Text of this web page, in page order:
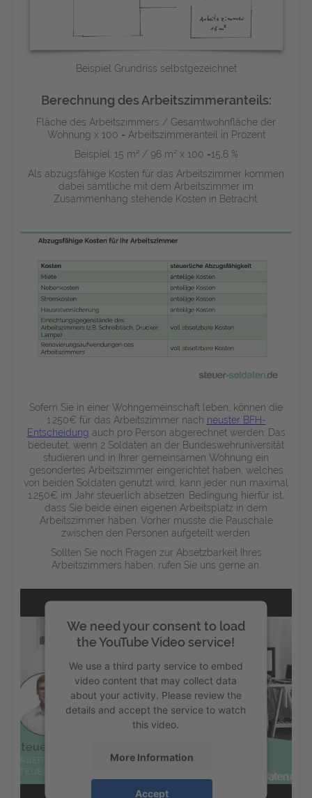
Beispiel Grundriss selbstgezeichnet
Berechnung des Arbeitszimmeranteils:
Fläche des Arbeitszimmers / Gesamtwohnfläche der
Wohnung x 100 = Arbeitszimmeranteil in Prozent
Beispiel: 15 m² / 96 m² x 100 =15,6 %
Als abzugsfähige Kosten für das Arbeitszimmer kommen
dabei sämtliche mit dem Arbeitszimmer im
Zusammenhang stehende Kosten in Betracht.
Sofern Sie in einer Wohngemeinschaft leben, können die
1.250€ für das Arbeitszimmer nach neuster BFH-
Entscheidung auch pro Person abgerechnet werden. Das
bedeutet, wenn 2 Soldaten an der Bundeswehruniversität
studieren und in Ihrer gemeinsamen Wohnung ein
gesondertes Arbeitszimmer eingerichtet haben, welches
von beiden Soldaten genutzt wird, kann jeder nun maximal
1.250€ im Jahr steuerlich absetzen. Bedingung hierfür ist,
dass Sie beide einen eigenen Arbeitsplatz in dem
Arbeitszimmer haben. Vorher musste die Pauschale
zwischen den Personen aufgeteilt werden.
Sollten Sie noch Fragen zur Absetzbarkeit Ihres
Arbeitszimmers haben, rufen Sie uns gerne an.
We need your consent to load
the YouTube Video service!
We use a third party service to embed
video content that may collect data
about your activity. Please review the
details and accept the service to watch
this video.
More Information
Accept